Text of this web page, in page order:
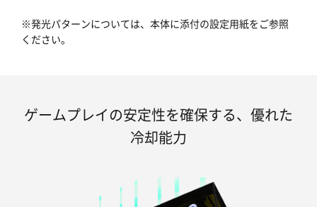
※発光パターンについては、本体に添付の設定用紙をご参照
ください。
ゲームプレイの安定性を確保する、優れた
冷却能力